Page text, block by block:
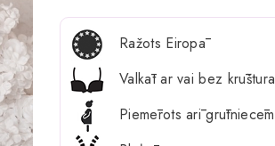
Ražots Eiropā
Valkāt ar vai bez krūštura
Piemērots arī grūtniecēm